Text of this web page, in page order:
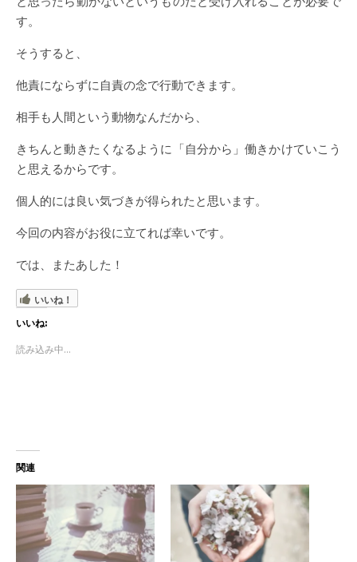
す。
そうすると、
他責にならずに自責の念で行動できます。
相手も人間という動物なんだから、
きちんと動きたくなるように「自分から」働きかけていこう
と思えるからです。
個人的には良い気づきが得られたと思います。
今回の内容がお役に立てれば幸いです。
では、またあした！
いいね！
いいね:
読み込み中...
関連